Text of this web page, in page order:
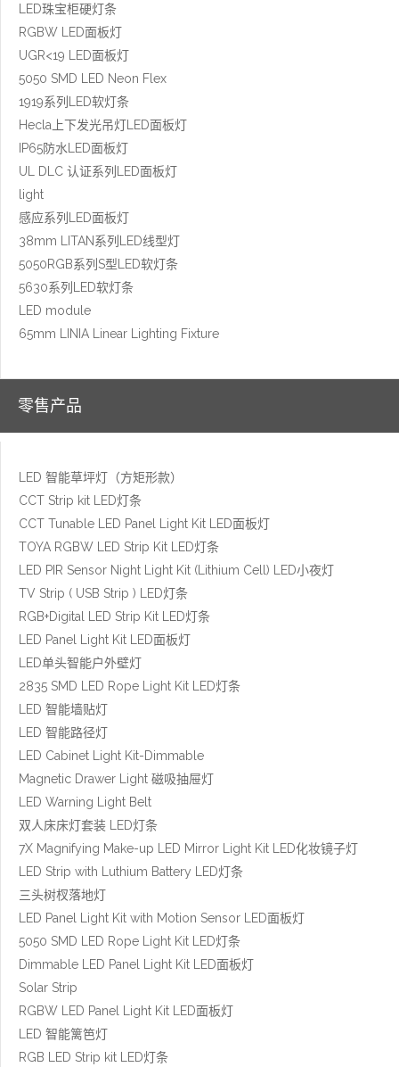
LED珠宝柜硬灯条
RGBW LED面板灯
UGR<19 LED面板灯
5050 SMD LED Neon Flex
1919系列LED软灯条
Hecla上下发光吊灯LED面板灯
IP65防水LED面板灯
UL DLC 认证系列LED面板灯
light
感应系列LED面板灯
38mm LITAN系列LED线型灯
5050RGB系列S型LED软灯条
5630系列LED软灯条
LED module
65mm LINIA Linear Lighting Fixture
零售产品
LED 智能草坪灯（方矩形款）
CCT Strip kit LED灯条
CCT Tunable LED Panel Light Kit LED面板灯
TOYA RGBW LED Strip Kit LED灯条
LED PIR Sensor Night Light Kit (Lithium Cell) LED小夜灯
TV Strip ( USB Strip ) LED灯条
RGB+Digital LED Strip Kit LED灯条
LED Panel Light Kit LED面板灯
LED单头智能户外壁灯
2835 SMD LED Rope Light Kit LED灯条
LED 智能墙贴灯
LED 智能路径灯
LED Cabinet Light Kit-Dimmable
Magnetic Drawer Light 磁吸抽屉灯
LED Warning Light Belt
双人床床灯套装 LED灯条
7X Magnifying Make-up LED Mirror Light Kit LED化妆镜子灯
LED Strip with Luthium Battery LED灯条
三头树杈落地灯
LED Panel Light Kit with Motion Sensor LED面板灯
5050 SMD LED Rope Light Kit LED灯条
Dimmable LED Panel Light Kit LED面板灯
Solar Strip
RGBW LED Panel Light Kit LED面板灯
LED 智能篱笆灯
RGB LED Strip kit LED灯条